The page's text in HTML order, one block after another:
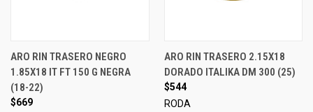
ARO RIN TRASERO NEGRO
1.85X18 IT FT 150 G NEGRA
(18-22)
$669
ARO RIN TRASERO 2.15X18
DORADO ITALIKA DM 300 (25)
$544
RODA